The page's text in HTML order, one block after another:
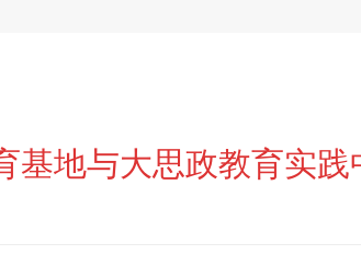
基地与大思政教育实践